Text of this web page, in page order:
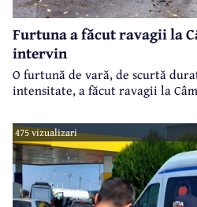
Furtuna a făcut ravagii la
intervin
O furtună de vară, de scurtă
intensitate, a făcut ravagii la
475 vizualizari